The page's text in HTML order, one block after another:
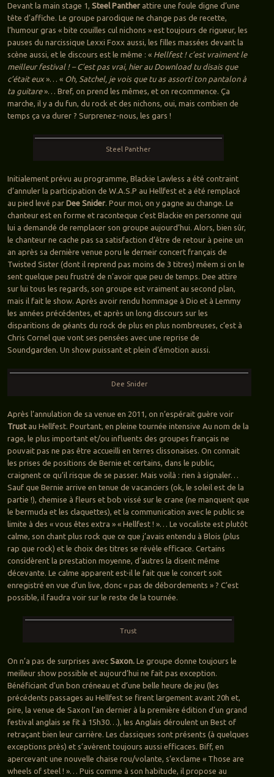
Devant la main stage 1, Steel Pantherattire une foule digne d’une
tête d’affiche. Le groupe parodique ne change pas de recette,
l’humour gras « bite couilles cul nichons » est toujours de rigueur, les
pauses du narcissique Lexxi Foxx aussi, les filles massées devant la
scène aussi, et le discours est le même : « Hellfest ! c’est vraiment le
meilleur festival ! – C’est pas vrai, hier au Download tu disais que
c’était eux»… « Oh, Satchel, je vois que tu as assorti ton pantalon à
ta guitare»… Bref, on prend les mêmes, et on recommence. Ça
marche, il y a du fun, du rock et des nichons, oui, mais combien de
temps ça va durer ? Surprenez-nous, les gars !
Steel Panther
Initialement prévu au programme, Blackie Lawless a été contraint
d’annuler la participation de W.A.S.P au Hellfest et a été remplacé
au pied levé par Dee Snider. Pour moi, on y gagne au change. Le
chanteur est en forme et raconteque c’est Blackie en personne qui
lui a demandé de remplacer son groupe aujourd’hui. Alors, bien sûr,
le chanteur ne cache pas sa satisfaction d’être de retour à peine un
an après sa dernière venue poru le derneir concert français de
Twisted Sister (dont il reprend pas moins de 3 titres) mêem si on le
sent quelque peu frustré de n’avoir que peu de temps. Dee attire
sur lui tous les regards, son groupe est vraiment au second plan,
mais il fait le show. Après avoir rendu hommage à Dio et à Lemmy
les années précédentes, et après un long discours sur les
disparitions de géants du rock de plus en plus nombreuses, c’est à
Chris Cornel que vont ses pensées avec une reprise de
Soundgarden. Un show puissant et plein d’émotion aussi.
Dee Snider
Après l’annulation de sa venue en 2011, on n’espérait guère voir
Trustau Hellfest. Pourtant, en pleine tournée intensive Au nom de la
rage, le plus important et/ou influents des groupes français ne
pouvait pas ne pas être accueilli en terres clissonaises. On connait
les prises de positions de Bernie et certains, dans le public,
craignent ce qu’il risque de se passer. Mais voilà : rien à signaler…
Sauf que Bernie arrive en tenue de vacanciers (ok, le soleil est de la
partie !), chemise à fleurs et bob vissé sur le crane (ne manquent que
le bermuda et les claquettes), et la communication avec le public se
limite à des « vous êtes extra » « Hellfest ! »… Le vocaliste est plutôt
calme, son chant plus rock que ce que j’avais entendu à Blois (plus
rap que rock) et le choix des titres se révèle efficace. Certains
considèrent la prestation moyenne, d’autres la disent même
décevante. Le calme apparent est-il le fait que le concert soit
enregistré en vue d’un live, donc « pas de débordements » ? C’est
possible, il faudra voir sur le reste de la tournée.
Trust
On n’a pas de surprises avec Saxon.Le groupe donne toujours le
meilleur show possible et aujourd’hui ne fait pas exception.
Bénéficiant d’un bon créneau et d’une belle heure de jeu (les
précédents passages au Hellfest se firent largement avant 20h et,
pire, la venue de Saxon l’an dernier à la première édition d’un grand
festival anglais se fit à 15h30…), les Anglais déroulent un Best of
retraçant bien leur carrière. Les classiques sont présents (à quelques
exceptions près) et s’avèrent toujours aussi efficaces. Biff, en
apercevant une nouvelle chaise rou/volante, s’exclame « Those are
wheels of steel ! »… Puis comme à son habitude, il propose au